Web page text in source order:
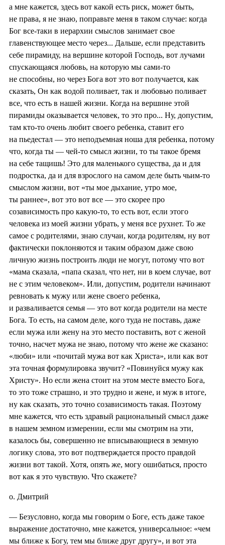
а мне кажется, здесь вот какой есть риск, может быть,
не права, я не знаю, поправьте меня в таком случае: когда
Бог все-таки в иерархии смыслов занимает свое
главенствующее место через... Дальше, если представить
себе пирамиду, на вершине которой Господь, вот лучами
спускающаяся любовь, на которую мы сами-то
не способны, но через Бога вот это вот получается, как
сказать, Он как водой поливает, так и любовью поливает
все, что есть в нашей жизни. Когда на вершине этой
пирамиды оказывается человек, то это про... Ну, допустим,
там кто-то очень любит своего ребенка, ставит его
на пьедестал — это неподъемная ноша для ребенка, потому
что, когда ты — чей-то смысл жизни, то ты такое бремя
на себе тащишь! Это для маленького существа, да и для
подростка, да и для взрослого на самом деле быть чьим-то
смыслом жизни, вот «ты мое дыхание, утро мое,
ты раннее», вот это вот все — это скорее про
созависимость про какую-то, то есть вот, если этого
человека из моей жизни убрать, у меня все рухнет. То же
самое с родителями, знаю случаи, когда родителям, ну вот
фактически поклоняются и таким образом даже свою
личную жизнь построить люди не могут, потому что вот
«мама сказала, «папа сказал, что нет, ни в коем случае, вот
не с этим человеком». Или, допустим, родители начинают
ревновать к мужу или жене своего ребенка,
и разваливается семья — это вот когда родители на месте
Бога. То есть, на самом деле, кого туда не поставь, даже
если мужа или жену на это место поставить, вот с женой
точно, насчет мужа не знаю, потому что жене же сказано:
«люби» или «почитай мужа вот как Христа», или как вот
эта точная формулировка звучит? «Повинуйся мужу как
Христу». Но если жена стоит на этом месте вместо Бога,
то это тоже страшно, и это трудно и жене, и муж в итоге,
ну как сказать, это точно созависимость такая. Поэтому
мне кажется, что есть здравый рациональный смысл даже
в нашем земном измерении, если мы смотрим на эти,
казалось бы, совершенно не вписывающиеся в земную
логику слова, это вот подтверждается просто правдой
жизни вот такой. Хотя, опять же, могу ошибаться, просто
вот как я это чувствую. Что скажете?
о. Дмитрий
— Безусловно, когда мы говорим о Боге, есть даже такое
выражение достаточно, мне кажется, универсальное: «чем
мы ближе к Богу, тем мы ближе друг другу», и вот эта